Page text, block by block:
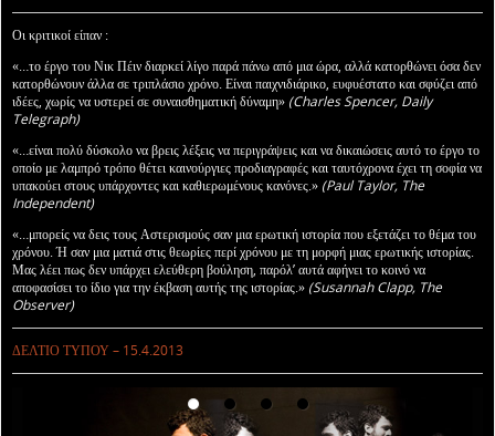
Οι κριτικοί είπαν :
«…το έργο του Νικ Πέιν διαρκεί λίγο παρά πάνω από μια ώρα, αλλά κατορθώνει όσα δεν
κατορθώνουν άλλα σε τριπλάσιο χρόνο. Είναι παιχνιδιάρικο, ευφυέστατο και σφύζει από
ιδέες, χωρίς να υστερεί σε συναισθηματική δύναμη» (Charles Spencer, Daily
Telegraph)
«…είναι πολύ δύσκολο να βρεις λέξεις να περιγράψεις και να δικαιώσεις αυτό το έργο το
οποίο με λαμπρό τρόπο θέτει καινούργιες προδιαγραφές και ταυτόχρονα έχει τη σοφία να
υπακούει στους υπάρχοντες και καθιερωμένους κανόνες.» (Paul Taylor, The
Independent)
«…μπορείς να δεις τους Αστερισμούς σαν μια ερωτική ιστορία που εξετάζει το θέμα του
χρόνου. Ή σαν μια ματιά στις θεωρίες περί χρόνου με τη μορφή μιας ερωτικής ιστορίας.
Μας λέει πως δεν υπάρχει ελεύθερη βούληση, παρόλ’ αυτά αφήνει το κοινό να
αποφασίσει το ίδιο για την έκβαση αυτής της ιστορίας.» (Susannah Clapp, The
Observer)
ΔΕΛΤΙΟ ΤΥΠΟΥ – 15.4.2013